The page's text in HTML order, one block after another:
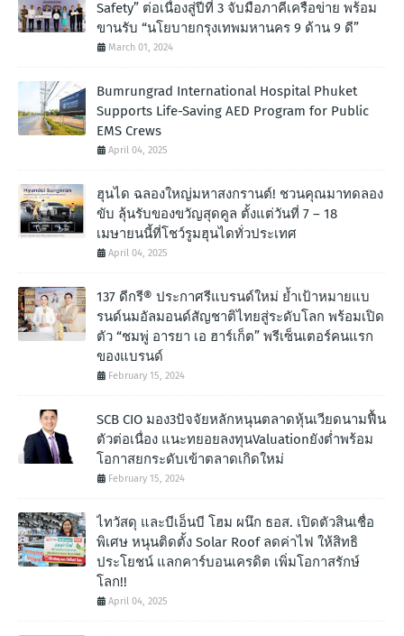
Safety” ต่อเนื่องสู่ปีที่ 3 จับมือภาคีเครือข่าย พร้อม
ขานรับ “นโยบายกรุงเทพมหานคร 9 ด้าน 9 ดี”
March 01, 2024
Bumrungrad International Hospital Phuket
Supports Life-Saving AED Program for Public
EMS Crews
April 04, 2025
ฮุนได ฉลองใหญ่มหาสงกรานต์! ชวนคุณมาทดลอง
ขับ ลุ้นรับของขวัญสุดคูล ตั้งแต่วันที่ 7 – 18
เมษายนนี้ที่โชว์รูมฮุนไดทั่วประเทศ
April 04, 2025
137 ดีกรี® ประกาศรีแบรนด์ใหม่ ย้ำเป้าหมายแบ
รนด์นมอัลมอนด์สัญชาติไทยสู่ระดับโลก พร้อมเปิด
ตัว “ชมพู่ อารยา เอ ฮาร์เก็ต” พรีเซ็นเตอร์คนแรก
ของแบรนด์
February 15, 2024
SCB CIO มอง3ปัจจัยหลักหนุนตลาดหุ้นเวียดนามฟื้น
ตัวต่อเนื่อง แนะทยอยลงทุนValuationยังต่ำพร้อม
โอกาสยกระดับเข้าตลาดเกิดใหม่
February 15, 2024
ไทวัสดุ และบีเอ็นบี โฮม ผนึก ธอส. เปิดตัวสินเชื่อ
พิเศษ หนุนติดตั้ง Solar Roof ลดค่าไฟ ให้สิทธิ
ประโยชน์ แลกคาร์บอนเครดิต เพิ่มโอกาสรักษ์
โลก!!
April 04, 2025